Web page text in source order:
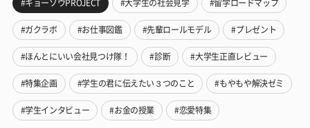
#キョーソウPROJECT #大学生の社会見学 #留学ロードマップ
#ガクラボ #お仕事図鑑 #先輩ロールモデル #プレゼント
#ほんとにいい会社見つけ隊！ #診断 #大学生正直レビュー
#特集企画 #学生の君に伝えたい３つのこと #もやもや解決ゼミ
#学生インタビュー #お金の授業 #恋愛特集